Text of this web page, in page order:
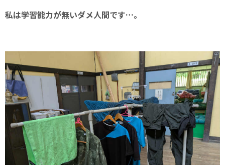
私は学習能力が無いダメ人間です…。